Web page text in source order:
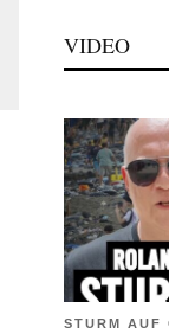
VIDEO
STURM AUF